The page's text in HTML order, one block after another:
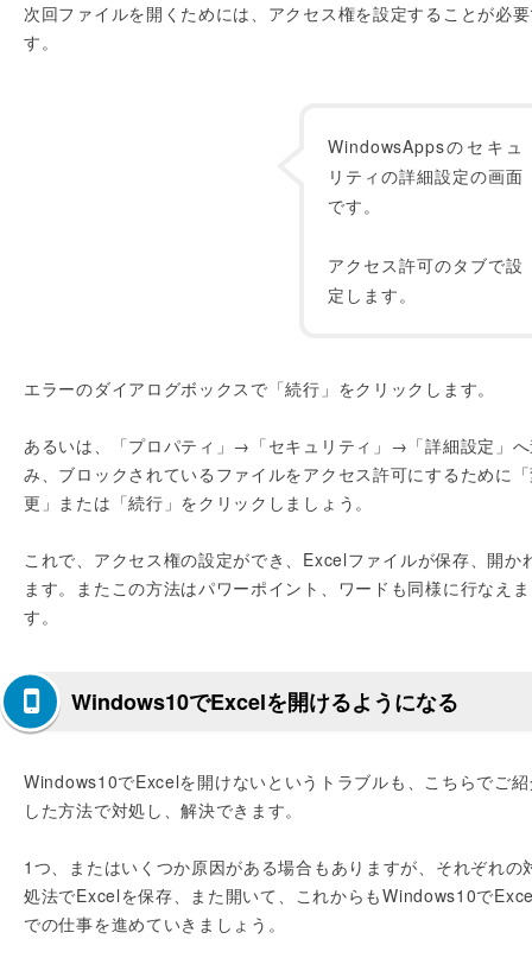
次回ファイルを開くためには、アクセス権を設定することが必
す。
WindowsAppsのセキュ
リティの詳細設定の画面
です。
アクセス許可のタブで設
定します。
エラーのダイアログボックスで「続行」をクリックします。
あるいは、「プロパティ」→「セキュリティ」→「詳細設定」
み、ブロックされているファイルをアクセス許可にするために
更」または「続行」をクリックしましょう。
これで、アクセス権の設定ができ、Excelファイルが保存、開か
ます。またこの方法はパワーポイント、ワードも同様に行なえま
す。
Windows10でExcelを開けるようになる
Windows10でExcelを開けないというトラブルも、こちらでご
した方法で対処し、解決できます。
1つ、またはいくつか原因がある場合もありますが、それぞれの
処法でExcelを保存、また開いて、これからもWindows10で
での仕事を進めていきましょう。